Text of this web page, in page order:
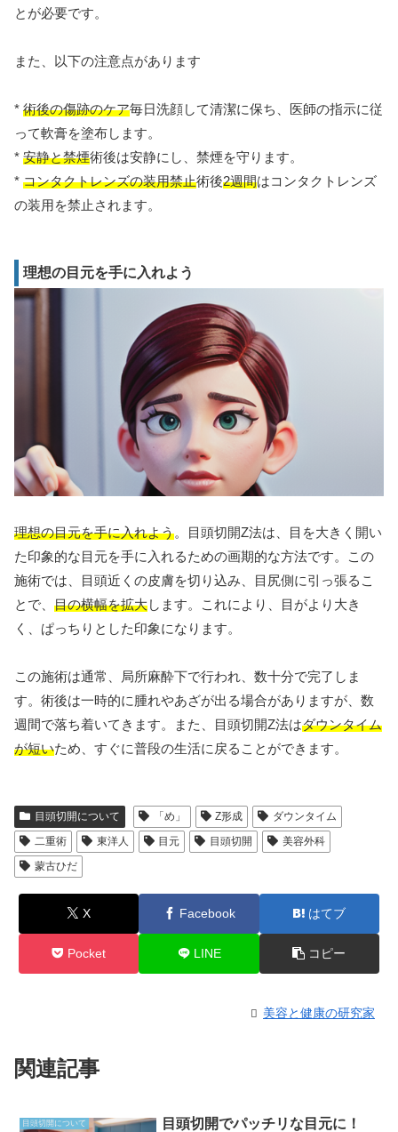
とが必要です。
また、以下の注意点があります
* 術後の傷跡のケア毎日洗顔して清潔に保ち、医師の指示に従
って軟膏を塗布します。
* 安静と禁煙術後は安静にし、禁煙を守ります。
* コンタクトレンズの装用禁止術後2週間はコンタクトレンズ
の装用を禁止されます。
理想の目元を手に入れよう
理想の目元を手に入れよう。目頭切開Z法は、目を大きく開い
た印象的な目元を手に入れるための画期的な方法です。この
施術では、目頭近くの皮膚を切り込み、目尻側に引っ張るこ
とで、 目の横幅を拡大します。これにより、目がより大き
く、ぱっちりとした印象になります。
この施術は通常、局所麻酔下で行われ、数十分で完了しま
す。術後は一時的に腫れやあざが出る場合がありますが、数
週間で落ち着いてきます。また、目頭切開Z法はダウンタイム
が短いため、すぐに普段の生活に戻ることができます。
目頭切開について 「め」 Z形成
ダウンタイム
二重術
東洋人 目元 目頭切開
美容外科
蒙古ひだ
X Facebook はてブ
Pocket LINE コピー
美容と健康の研究家
関連記事
目頭切開について 目頭切開でパッチリな目元に！